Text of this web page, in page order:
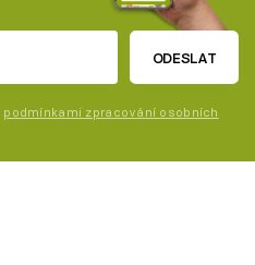
ODESLAT
podmínkami zpracování osobních